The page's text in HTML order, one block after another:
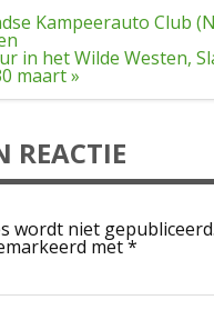
Kampeerauto Club
in het Wilde Westen,
maart »
REACTIE
wordt niet gepubliceerd.
met*